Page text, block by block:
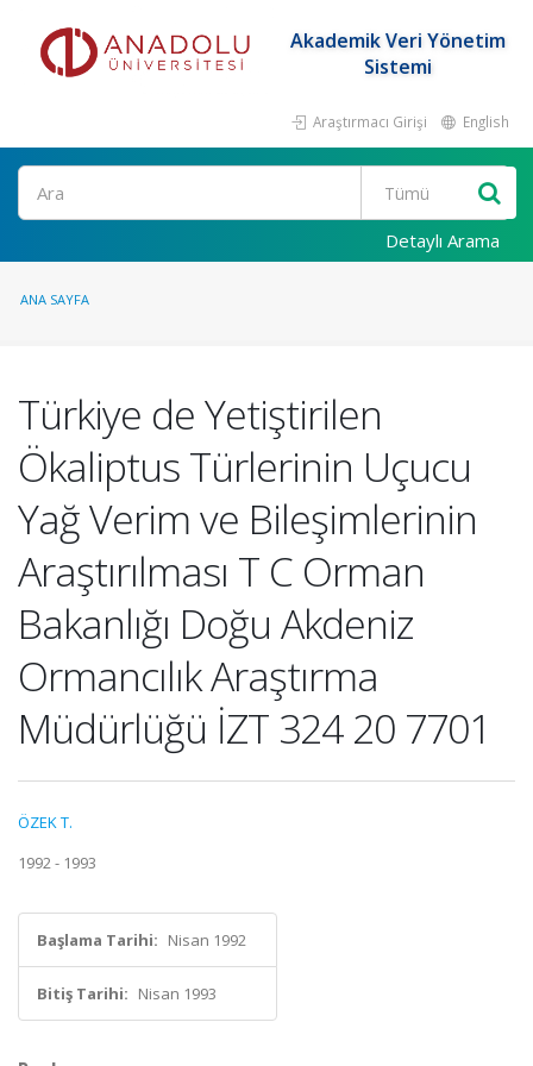
Akademik Veri Yönetim
Sistemi
Araştırmacı Girişi English
Ara
Detaylı Arama
ANA SAYFA
Türkiye de Yetiştirilen
Ökaliptus Türlerinin Uçucu
Yağ Verim ve Bileşimlerinin
Araştırılması T C Orman
Bakanlığı Doğu Akdeniz
Ormancılık Araştırma
Müdürlüğü İZT 324 20 7701
ÖZEK T.
1992 - 1993
Başlama Tarihi: Nisan 1992
Bitiş Tarihi: Nisan 1993